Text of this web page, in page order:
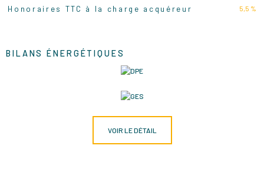
Honoraires TTC à la charge acquéreur 5,5 %
BILANS ÉNERGÉTIQUES
VOIR LE DÉTAIL